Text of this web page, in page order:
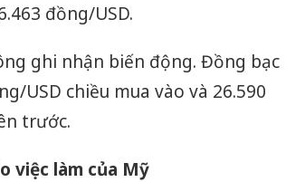
đồng/USD.
ghi nhận biến động. Đồng bạc
USD chiều mua vào và 26.590
trước.
việc làm của Mỹ